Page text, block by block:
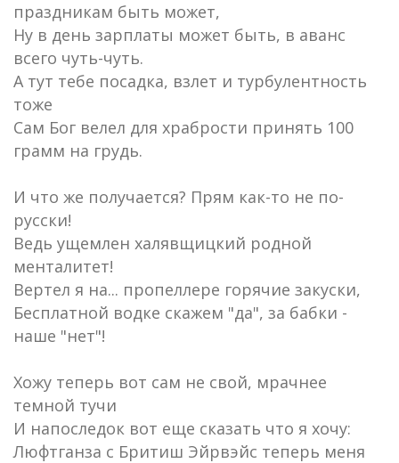
праздникам быть может,
Ну в день зарплаты может быть, в аванс
всего чуть-чуть.
А тут тебе посадка, взлет и турбулентность
тоже
Сам Бог велел для храбрости принять 100
грамм на грудь.
И что же получается? Прям как-то не по-
русски!
Ведь ущемлен халявщицкий родной
менталитет!
Вертел я на... пропеллере горячие закуски,
Бесплатной водке скажем "да", за бабки -
наше "нет"!
Хожу теперь вот сам не свой, мрачнее
темной тучи
И напоследок вот еще сказать что я хочу:
Люфтганза с Бритиш Эйрвэйс теперь меня